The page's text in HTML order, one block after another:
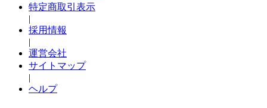
特定商取引表示
|
採用情報
|
運営会社
サイトマップ
|
ヘルプ